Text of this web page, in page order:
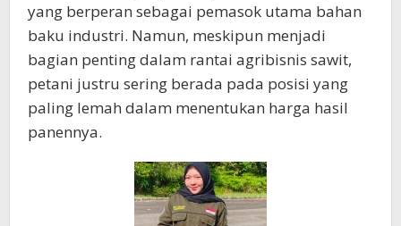
yang berperan sebagai pemasok utama bahan
baku industri. Namun, meskipun menjadi
bagian penting dalam rantai agribisnis sawit,
petani justru sering berada pada posisi yang
paling lemah dalam menentukan harga hasil
panennya.